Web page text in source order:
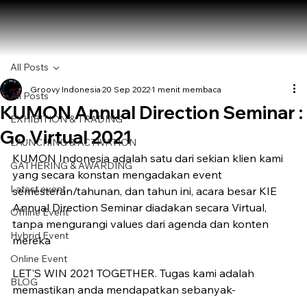
All Posts
EXHIBITION & TRADING
LAUNCHING & ACTIVATION
GATHERING & AWARDING
Latest event
Offline Event
Hybrid Event
Online Event
BLOG
All Posts
KUMON Annual Direction Seminar :
Go Virtual 2021
Groovy Indonesia 20 Sep 2022 1 menit membaca
KUMON Indonesia adalah satu dari sekian klien kami
yang secara konstan mengadakan event
semesteran/tahunan, dan tahun ini, acara besar KIE
Annual Direction Seminar diadakan secara Virtual,
tanpa mengurangi values dari agenda dan konten
mereka
LET'S WIN 2021 TOGETHER. Tugas kami adalah
memastikan anda mendapatkan sebanyak-